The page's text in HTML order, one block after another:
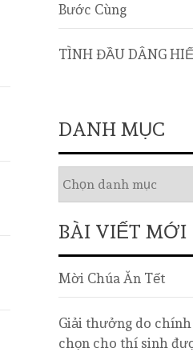
Bước Cùng
TÌNH ĐẦU DÂNG
DANH MỤC
BÀI VIẾT MỚI
Mời Chúa Ăn Tết
Giải thưởng do
chọn cho thí sinh